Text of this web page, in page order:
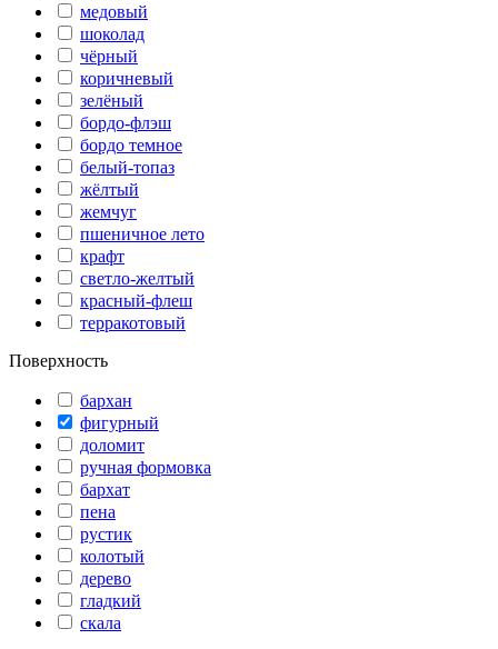
медовый
шоколад
чёрный
коричневый
зелёный
бордо-флэш
бордо темное
белый-топаз
жёлтый
жемчуг
пшеничное лето
крафт
светло-желтый
красный-флеш
терракотовый
Поверхность
бархан
фигурный
доломит
ручная формовка
бархат
пена
рустик
колотый
дерево
гладкий
скала